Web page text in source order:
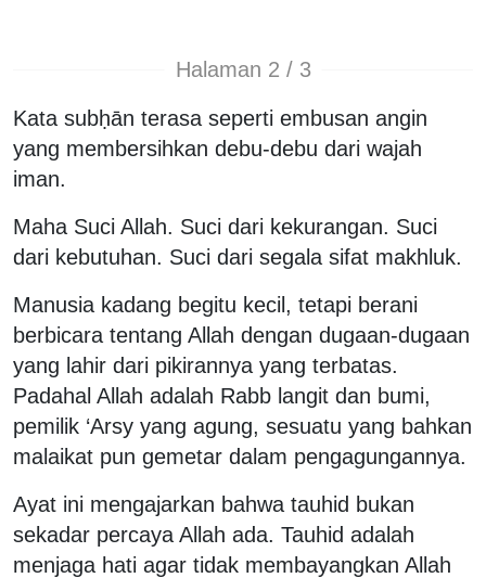
Halaman 2 / 3
Kata subḥān terasa seperti embusan angin
yang membersihkan debu-debu dari wajah
iman.
Maha Suci Allah. Suci dari kekurangan. Suci
dari kebutuhan. Suci dari segala sifat makhluk.
Manusia kadang begitu kecil, tetapi berani
berbicara tentang Allah dengan dugaan-dugaan
yang lahir dari pikirannya yang terbatas.
Padahal Allah adalah Rabb langit dan bumi,
pemilik ‘Arsy yang agung, sesuatu yang bahkan
malaikat pun gemetar dalam pengagungannya.
Ayat ini mengajarkan bahwa tauhid bukan
sekadar percaya Allah ada. Tauhid adalah
menjaga hati agar tidak membayangkan Allah